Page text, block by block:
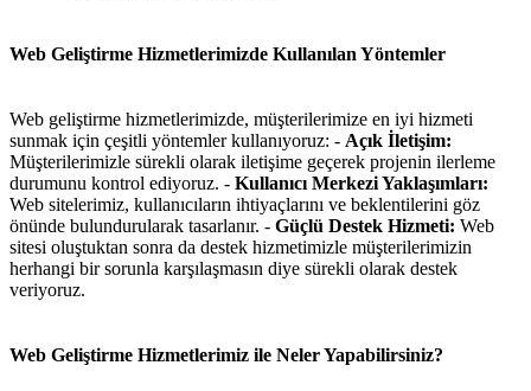
Web Geliştirme Hizmetlerimizde Kullanılan Yöntemler
Web geliştirme hizmetlerimizde, müşterilerimize en iyi hizmeti
sunmak için çeşitli yöntemler kullanıyoruz: - Açık İletişim:
Müşterilerimizle sürekli olarak iletişime geçerek projenin ilerleme
durumunu kontrol ediyoruz. - Kullanıcı Merkezi Yaklaşımları:
Web sitelerimiz, kullanıcıların ihtiyaçlarını ve beklentilerini göz
önünde bulundurularak tasarlanır. - Güçlü Destek Hizmeti: Web
sitesi oluştuktan sonra da destek hizmetimizle müşterilerimizin
herhangi bir sorunla karşılaşmasın diye sürekli olarak destek
veriyoruz.
Web Geliştirme Hizmetlerimiz ile Neler Yapabilirsiniz?